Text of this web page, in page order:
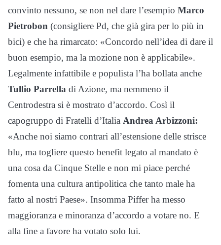
convinto nessuno, se non nel dare l’esempio Marco
Pietrobon (consigliere Pd, che già gira per lo più in
bici) e che ha rimarcato: «Concordo nell’idea di dare il
buon esempio, ma la mozione non è applicabile».
Legalmente infattibile e populista l’ha bollata anche
Tullio Parrella di Azione, ma nemmeno il
Centrodestra si è mostrato d’accordo. Così il
capogruppo di Fratelli d’Italia Andrea Arbizzoni:
«Anche noi siamo contrari all’estensione delle strisce
blu, ma togliere questo benefit legato al mandato è
una cosa da Cinque Stelle e non mi piace perché
fomenta una cultura antipolitica che tanto male ha
fatto al nostri Paese». Insomma Piffer ha messo
maggioranza e minoranza d’accordo a votare no. E
alla fine a favore ha votato solo lui.